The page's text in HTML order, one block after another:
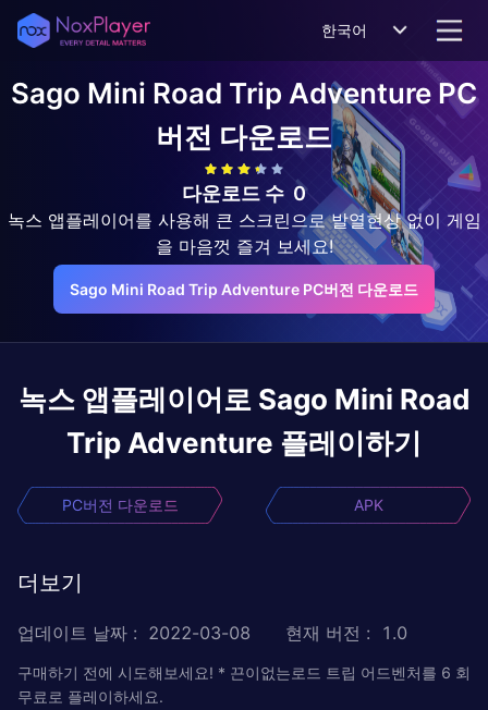
한국어
Sago Mini Road Trip Adventure PC
버전 다운로드
다운로드 수 0
녹스 앱플레이어를 사용해 큰 스크린으로 발열현상 없이 게임
을 마음껏 즐겨 보세요!
Sago Mini Road Trip Adventure PC버전 다운로드
녹스 앱플레이어로 Sago Mini Road
Trip Adventure 플레이하기
PC버전 다운로드 APK
더보기
업데이트 날짜 : 2022-03-08 현재 버전 : 1.0
구매하기 전에 시도해보세요! * 끈이없는로드 트립 어드벤처를 6 회
무료로 플레이하세요.